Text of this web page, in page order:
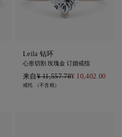
Leila 钻环
心形切割 玫瑰金 订婚戒指
来自¥ 11,557.78¥ 10,402.00
戒托 （不含税）